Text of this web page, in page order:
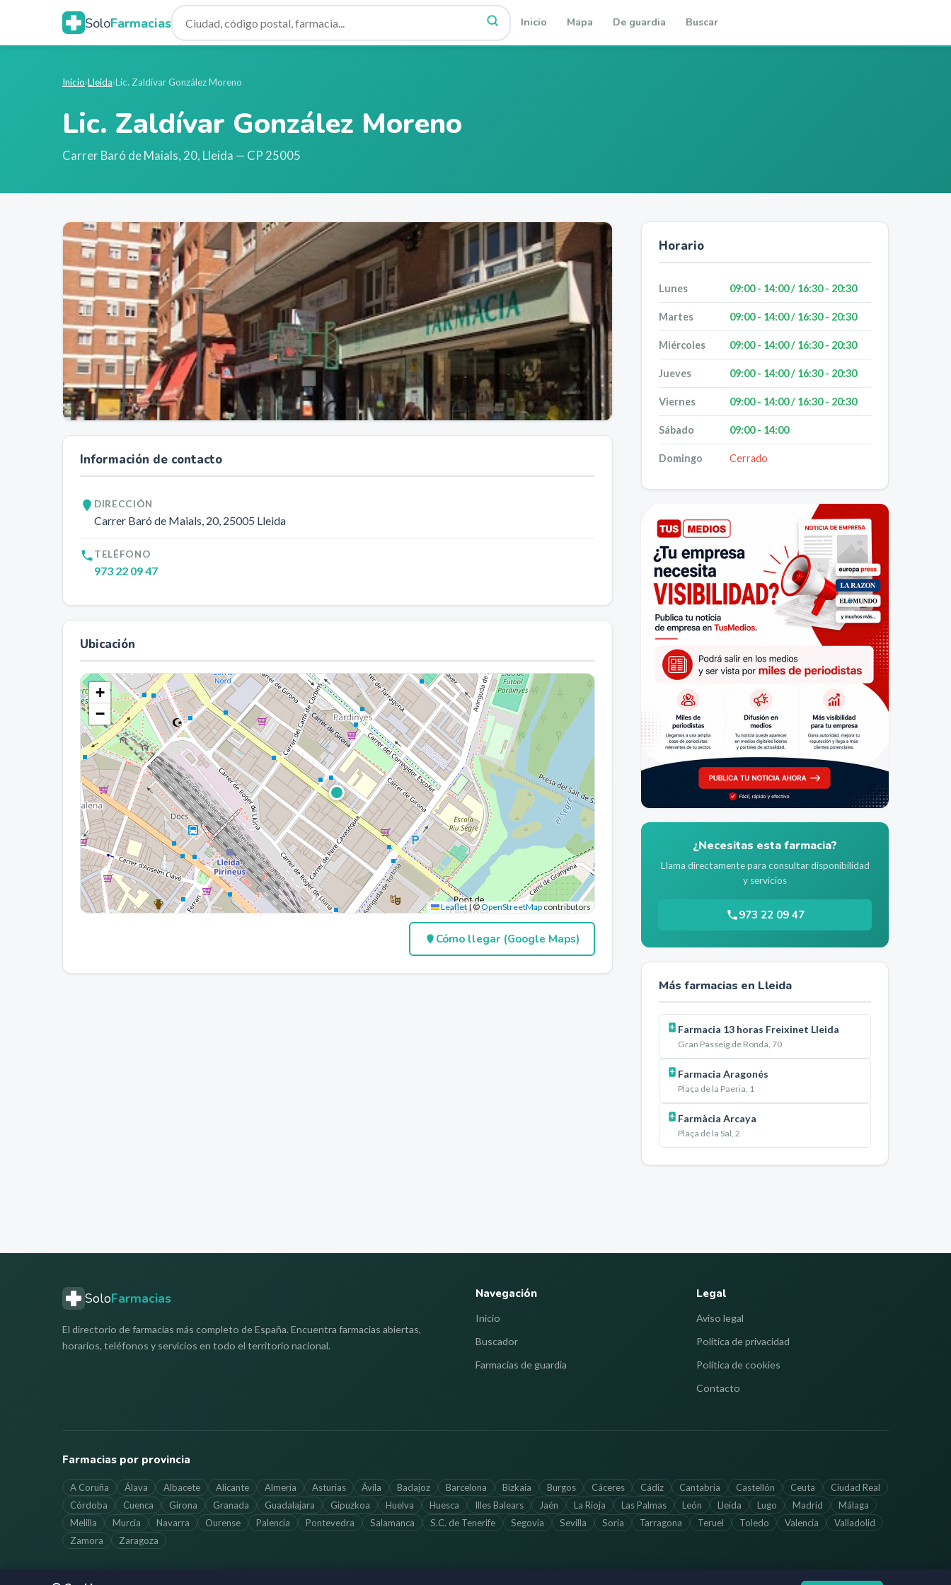
SoloFarmacias Inicio Mapa De guardia Buscar
Inicio›Lleida›Lic. Zaldívar González Moreno
Lic. Zaldívar González Moreno
Carrer Baró de Maials, 20, Lleida — CP 25005
Información de contacto
DIRECCIÓN
Carrer Baró de Maials, 20, 25005 Lleida
TELÉFONO
973 22 09 47
Ubicación
+
−
Leaflet|©OpenStreetMap contributors
Cómo llegar (Google Maps)
Horario
Lunes 09:00 - 14:00 / 16:30 - 20:30
Martes 09:00 - 14:00 / 16:30 - 20:30
Miércoles 09:00 - 14:00 / 16:30 - 20:30
Jueves 09:00 - 14:00 / 16:30 - 20:30
Viernes 09:00 - 14:00 / 16:30 - 20:30
Sábado 09:00 - 14:00
Domingo Cerrado
¿Necesitas esta farmacia?
Llama directamente para consultar disponibilidad
y servicios
973 22 09 47
Más farmacias en Lleida
Farmacia 13 horas Freixinet Lleida
Gran Passeig de Ronda, 70
Farmacia Aragonés
Plaça de la Paeria, 1
Farmàcia Arcaya
Plaça de la Sal, 2
SoloFarmacias
El directorio de farmacias más completo de España. Encuentra farmacias abiertas,
horarios, teléfonos y servicios en todo el territorio nacional.
Navegación
Inicio
Buscador
Farmacias de guardia
Legal
Aviso legal
Política de privacidad
Política de cookies
Contacto
Farmacias por provincia
A Coruña Álava Albacete Alicante Almería Asturias Ávila Badajoz Barcelona Bizkaia Burgos Cáceres Cádiz Cantabria Castellón Ceuta
Ciudad Real
Córdoba
Cuenca Girona Granada Guadalajara Gipuzkoa Huelva Huesca Illes Balears Jaén La Rioja Las Palmas León Lleida Lugo Madrid
Málaga
Melilla
Murcia Navarra Ourense Palencia Pontevedra Salamanca S.C. de Tenerife Segovia Sevilla Soria Tarragona Teruel Toledo Valencia
Valladolid
Zamora
Zaragoza